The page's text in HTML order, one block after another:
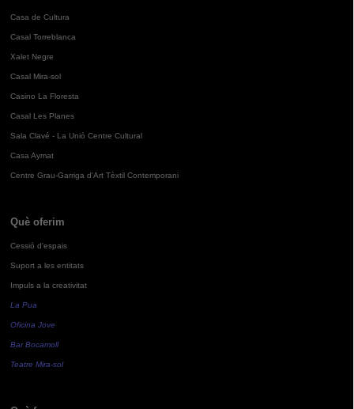
Casa de Cultura
Casal Torreblanca
Xalet Negre
Casal Mira-sol
Casino La Floresta
Casal Les Planes
Sala Clavé - La Unió Centre Cultural
Casa Aymat
Centre Grau-Garriga d'Art Tèxtil Contemporani
Què oferim
Cessió d'espais
Suport a les entitats
Impuls a la creativitat
La Pua
Oficina Jove
Bar Bocamoll
Teatre Mira-sol